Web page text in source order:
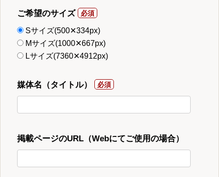
ご希望のサイズ
Sサイズ(500✕334px)
Mサイズ(1000✕667px)
Lサイズ(7360✕4912px)
媒体名（タイトル）
掲載ページのURL（Webにてご使用の場合）